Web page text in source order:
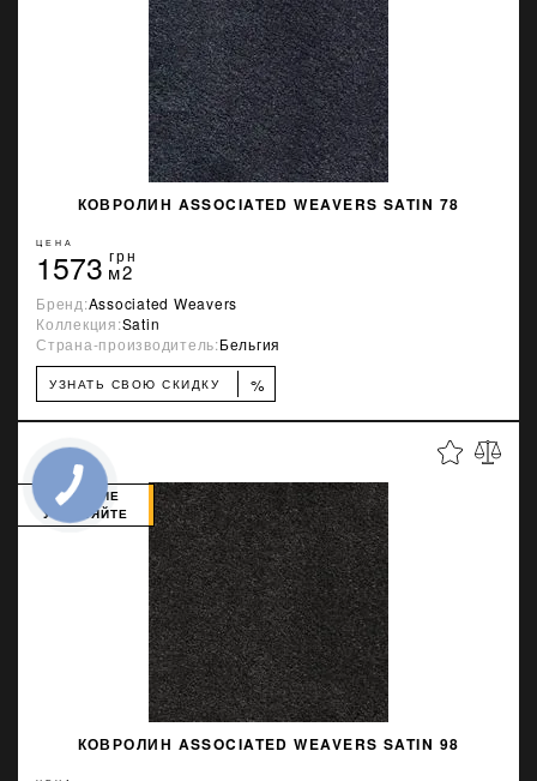
КОВРОЛИН ASSOCIATED WEAVERS SATIN 78
ЦЕНА
1573 грн
м2
Бренд:Associated Weavers
Коллекция:Satin
Страна-производитель:Бельгия
УЗНАТЬ СВОЮ СКИДКУ %
КОВРОЛИН ASSOCIATED WEAVERS SATIN 98
НАЛИЧИЕ
УТОЧНЯЙТЕ